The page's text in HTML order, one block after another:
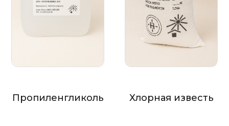
Пропиленгликоль Хлорная известь